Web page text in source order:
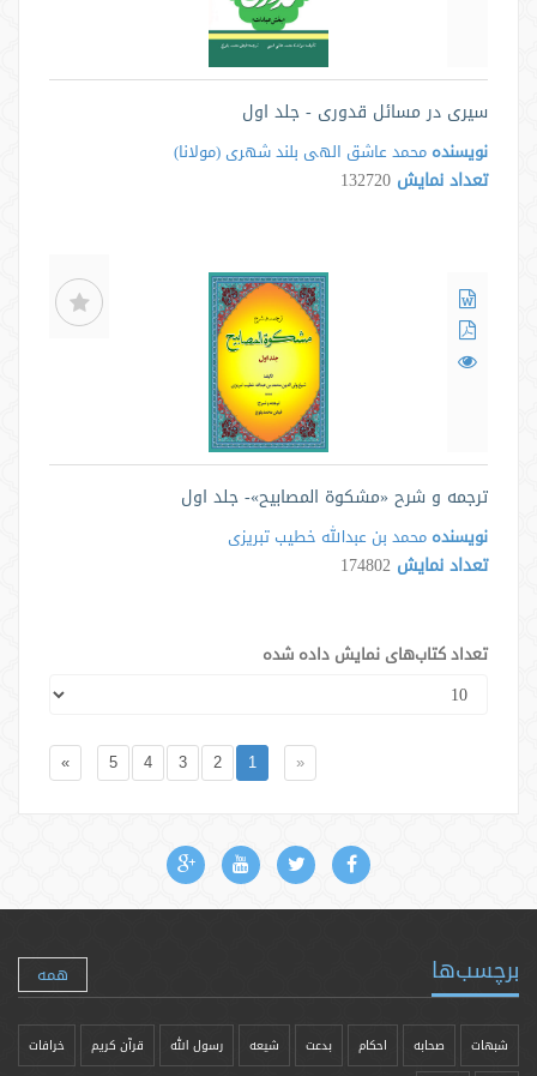
سیری در مسائل قدوری - جلد اول
نویسنده محمد عاشق الهى بلند شهرى ‌(مولانا)
تعداد نمایش 132720
ترجمه و شرح «مشکوة المصابیح»- جلد اول
نویسنده محمد بن عبدالله خطیب تبریزی
تعداد نمایش 174802
تعداد کتاب‌های نمایش داده شده
«
1
2
3
4
5
»
برچسب‌ها همه
شبهات صحابه احکام بدعت شیعه رسول الله قرآن کریم خرافات